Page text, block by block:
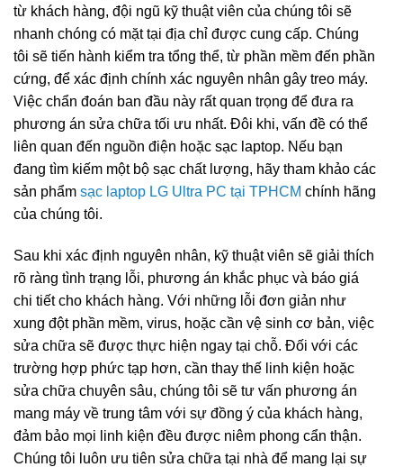
từ khách hàng, đội ngũ kỹ thuật viên của chúng tôi sẽ
nhanh chóng có mặt tại địa chỉ được cung cấp. Chúng
tôi sẽ tiến hành kiểm tra tổng thể, từ phần mềm đến phần
cứng, để xác định chính xác nguyên nhân gây treo máy.
Việc chẩn đoán ban đầu này rất quan trọng để đưa ra
phương án sửa chữa tối ưu nhất. Đôi khi, vấn đề có thể
liên quan đến nguồn điện hoặc sạc laptop. Nếu bạn
đang tìm kiếm một bộ sạc chất lượng, hãy tham khảo các
sản phẩm sạc laptop LG Ultra PC tại TPHCM chính hãng
của chúng tôi.
Sau khi xác định nguyên nhân, kỹ thuật viên sẽ giải thích
rõ ràng tình trạng lỗi, phương án khắc phục và báo giá
chi tiết cho khách hàng. Với những lỗi đơn giản như
xung đột phần mềm, virus, hoặc cần vệ sinh cơ bản, việc
sửa chữa sẽ được thực hiện ngay tại chỗ. Đối với các
trường hợp phức tạp hơn, cần thay thế linh kiện hoặc
sửa chữa chuyên sâu, chúng tôi sẽ tư vấn phương án
mang máy về trung tâm với sự đồng ý của khách hàng,
đảm bảo mọi linh kiện đều được niêm phong cẩn thận.
Chúng tôi luôn ưu tiên sửa chữa tại nhà để mang lại sự